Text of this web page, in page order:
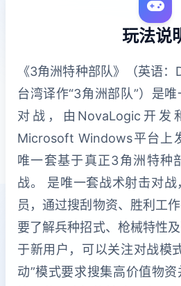
玩法说
《3角洲特种部队》（英语
台湾译作“3角洲部队”）是
对战，由NovaLogic开发
Microsoft Windows平台上
唯一套基于真正3角洲特种
战。 是唯一套战术射击对
员，通过搜刮物资、胜利工
要了解兵种招式、枪械特性
于新用户，可以关注对战模
动”模式要求搜集高价值物